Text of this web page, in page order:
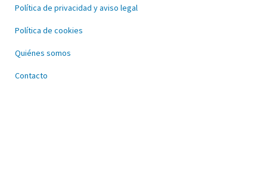
Política de privacidad y aviso legal
Política de cookies
Quiénes somos
Contacto